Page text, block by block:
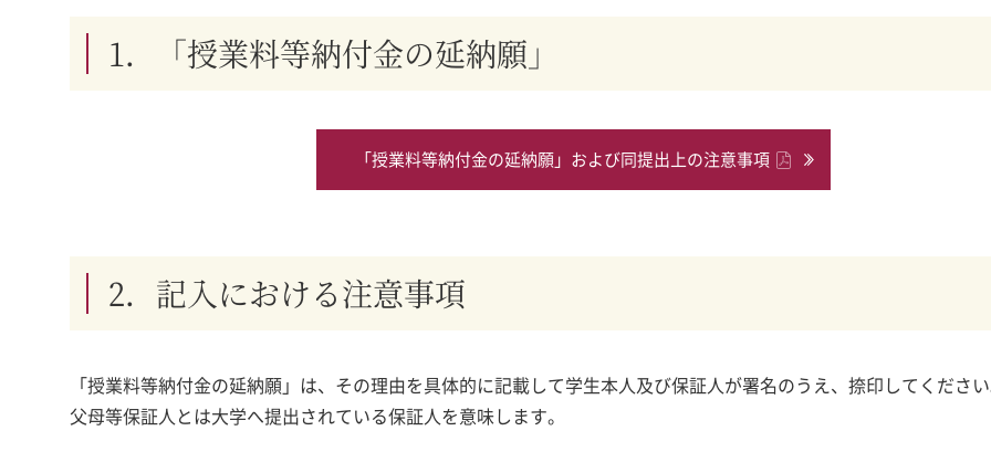
1．「授業料等納付金の延納願」
「授業料等納付金の延納願」および同提出上の注意事項
2．記入における注意事項
「授業料等納付金の延納願」は、その理由を具体的に記載して学生本人及び保証人が署名のうえ、捺印してくださ
父母等保証人とは大学へ提出されている保証人を意味します。